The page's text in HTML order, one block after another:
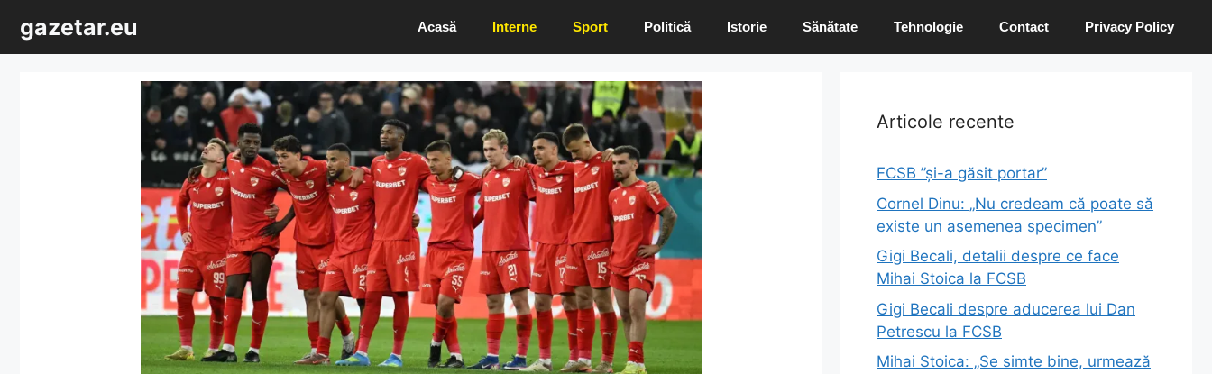
conținut
gazetar.eu Acasă Interne Sport Politică Istorie Sănătate Tehnologie Contact Privacy Policy
Articole recente
FCSB ”și-a găsit portar”
Cornel Dinu: „Nu credeam că poate să
existe un asemenea specimen”
Gigi Becali, detalii despre ce face
Mihai Stoica la FCSB
Gigi Becali despre aducerea lui Dan
Petrescu la FCSB
Mihai Stoica: „Se simte bine, urmează